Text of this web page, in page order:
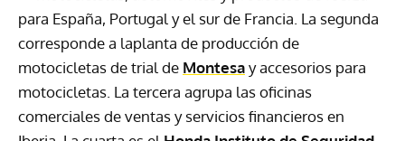
para España, Portugal y el sur de Francia. La segunda
corresponde a laplanta de producción de
motocicletas de trial de Montesay accesorios para
motocicletas. La tercera agrupa las oficinas
comerciales de ventas y servicios financieros en